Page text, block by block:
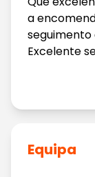
a
Excelente
Equipa